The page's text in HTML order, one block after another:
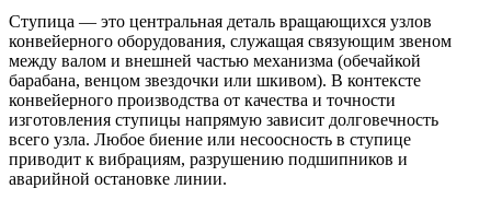
Ступица — это центральная деталь вращающихся узлов
конвейерного оборудования, служащая связующим звеном
между валом и внешней частью механизма (обечайкой
барабана, венцом звездочки или шкивом). В контексте
конвейерного производства от качества и точности
изготовления ступицы напрямую зависит долговечность
всего узла. Любое биение или несоосность в ступице
приводит к вибрациям, разрушению подшипников и
аварийной остановке линии.